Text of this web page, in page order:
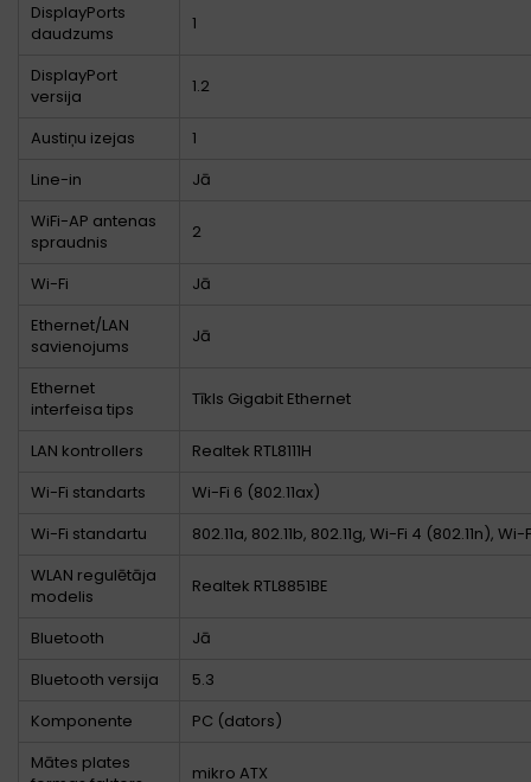
DisplayPorts
daudzums
1
DisplayPort
versija
1.2
Austiņu izejas
1
Line-in
Jā
WiFi-AP antenas
spraudnis
2
Wi-Fi
Jā
Ethernet/LAN
savienojums
Jā
Ethernet
interfeisa tips
Tīkls Gigabit Ethernet
LAN kontrollers
Realtek RTL8111H
Wi-Fi standarts
Wi-Fi 6 (802.11ax)
Wi-Fi standartu
802.11a, 802.11b, 802.11g, Wi-Fi 4 (802.11n),
WLAN regulētāja
modelis
Realtek RTL8851BE
Bluetooth
Jā
Bluetooth versija
5.3
Komponente
PC (dators)
Mātes plates
mikro ATX